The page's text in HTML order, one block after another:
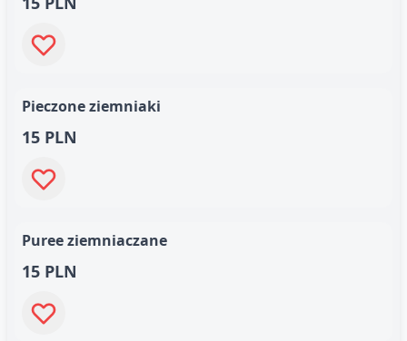
Pieczone ziemniaki
15 PLN
Puree ziemniaczane
15 PLN